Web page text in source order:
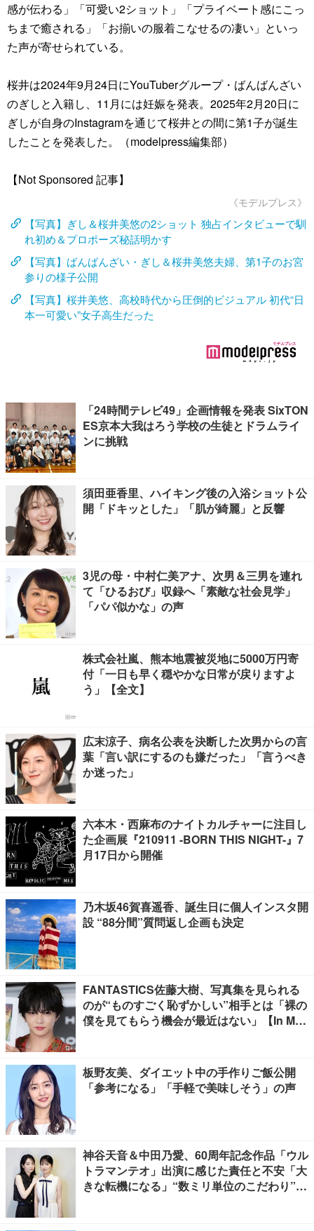
感が伝わる」「可愛い2ショット」「プライベート感にこっ
ちまで癒される」「お揃いの服着こなせるの凄い」といっ
た声が寄せられている。
桜井は2024年9月24日にYouTuberグループ・ばんばんざい
のぎしと入籍し、11月には妊娠を発表。2025年2月20日に
ぎしが自身のInstagramを通じて桜井との間に第1子が誕生
したことを発表した。（modelpress編集部）
【Not Sponsored 記事】
《モデルプレス》
【写真】ぎし＆桜井美悠の2ショット 独占インタビューで馴
れ初め＆プロポーズ秘話明かす
【写真】ばんばんざい・ぎし＆桜井美悠夫婦、第1子のお宮
参りの様子公開
【写真】桜井美悠、高校時代から圧倒的ビジュアル 初代“日
本一可愛い”女子高生だった
「24時間テレビ49」企画情報を発表 SixTON
ES京本大我はろう学校の生徒とドラムライ
ンに挑戦
須田亜香里、ハイキング後の入浴ショット公
開「ドキッとした」「肌が綺麗」と反響
3児の母・中村仁美アナ、次男＆三男を連れ
て「ひるおび」収録へ「素敵な社会見学」
「パパ似かな」の声
株式会社嵐、熊本地震被災地に5000万円寄
付「一日も早く穏やかな日常が戻りますよ
う」【全文】
広末涼子、病名公表を決断した次男からの言
葉「言い訳にするのも嫌だった」「言うべき
か迷った」
六本木・西麻布のナイトカルチャーに注目し
た企画展『210911 -BORN THIS NIGHT-』7
月17日から開催
乃木坂46賀喜遥香、誕生日に個人インスタ開
設 “88分間”質問返し企画も決定
FANTASTICS佐藤大樹、写真集を見られる
のが“ものすごく恥ずかしい”相手とは「裸の
僕を見てもらう機会が最近はない」【In Moti
板野友美、ダイエット中の手作りご飯公開
「参考になる」「手軽で美味しそう」の声
神谷天音＆中田乃愛、60周年記念作品「ウル
トラマンテオ」出演に感じた責任と不安「大
きな転機になる」“数ミリ単位のこだわり”特